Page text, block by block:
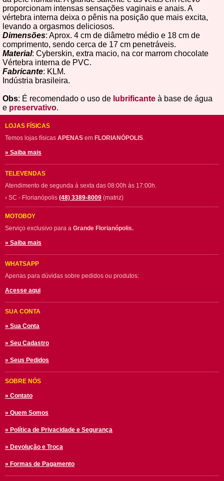
proporcionam intensas sensações vaginais e anais. A
vértebra interna deixa o pênis na posição que mais excita,
levando a orgasmos deliciosos.
Dimensões: Aprox. 4 cm de diâmetro médio e 18 cm de
comprimento, sendo cerca de 17 cm penetráveis.
Material: Cyberskin, extra macio, na cor marrom chocolate
Vértebra interna de PVC.
Fabricante: KLM.
Indústria brasileira.
Obs: É recomendado o uso de lubrificante à base de água
e preservativo.
LOJAS FÍSICAS
Temos lojas físicas APENAS em FLORIANÓPOLIS
» Saiba mais
TELEVENDAS
Atendimento de segunda à sexta das 08:00h às 17:00h.
› SC - Florianópolis (48) 3389-8009 (matriz)
MOTOBOY
Serviço exclusivo para a Grande Florianópolis.
» Saiba mais
WHATSAPP
Apenas para dúvidas sobre pedidos ou produtos:
Acesse aqui
SUA CONTA
» Sua Conta
» Seu Cadastro
» Seus Pedidos
SOBRE NÓS
» Contato
» Quem Somos
» Política de Privacidade e Segurança
» Devolução e Troca
» Formas de Pagamento